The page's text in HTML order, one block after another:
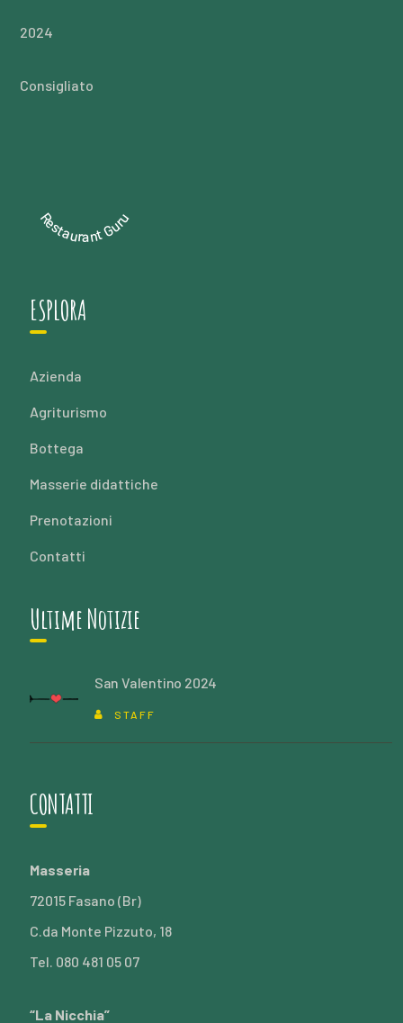
2024
Consigliato
Restaurant Guru
ESPLORA
Azienda
Agriturismo
Bottega
Masserie didattiche
Prenotazioni
Contatti
Ultime Notizie
San Valentino 2024
STAFF
CONTATTI
Masseria
72015 Fasano (Br)
C.da Monte Pizzuto, 18
Tel. 080 481 05 07
“La Nicchia”